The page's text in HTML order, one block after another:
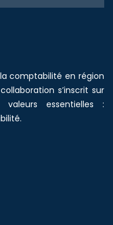
comptabilité en région
s’inscrit sur
essentielles :